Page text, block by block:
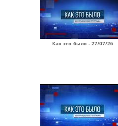
Как это было - 27/07/26